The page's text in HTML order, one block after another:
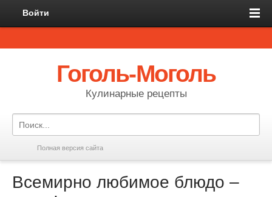
Войти
Гоголь-Моголь
Кулинарные рецепты
Полная версия сайта
Всемирно любимое блюдо –